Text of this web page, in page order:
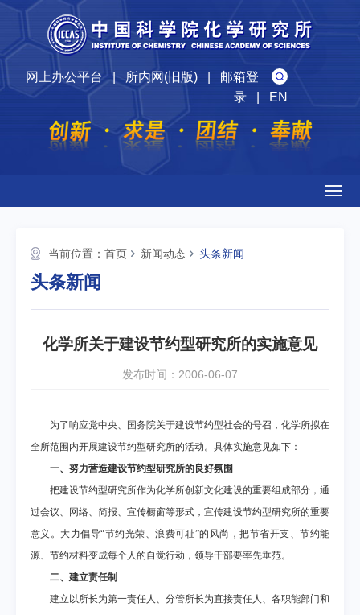
网上办公平台|所内网(旧版)| 邮箱登
录| EN
当前位置： 首页 新闻动态 头条新闻
头条新闻
化学所关于建设节约型研究所的实施意见
发布时间：2006-06-07
为了响应党中央、国务院关于建设节约型社会的号召，化学所拟在
全所范围内开展建设节约型研究所的活动。具体实施意见如下：
一、努力营造建设节约型研究所的良好氛围
把建设节约型研究所作为化学所创新文化建设的重要组成部分，通
过会议、网络、简报、宣传橱窗等形式，宣传建设节约型研究所的重要
意义。大力倡导“节约光荣、浪费可耻”的风尚，把节省开支、节约能
源、节约材料变成每个人的自觉行动，领导干部要率先垂范。
二、建立责任制
建立以所长为第一责任人、分管所长为直接责任人、各职能部门和